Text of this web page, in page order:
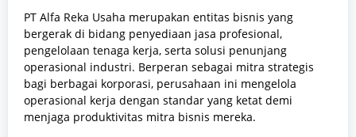
PT Alfa Reka Usaha merupakan entitas bisnis yang
bergerak di bidang penyediaan jasa profesional,
pengelolaan tenaga kerja, serta solusi penunjang
operasional industri. Berperan sebagai mitra strategis
bagi berbagai korporasi, perusahaan ini mengelola
operasional kerja dengan standar yang ketat demi
menjaga produktivitas mitra bisnis mereka.